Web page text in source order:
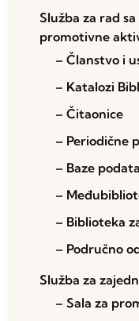
Služba za rad
promotivne
– Članstvo i
– Katalozi
– Čitaonice
– Periodične
– Baze
–
– Biblioteka
– Područno
Služba za
– Sala za